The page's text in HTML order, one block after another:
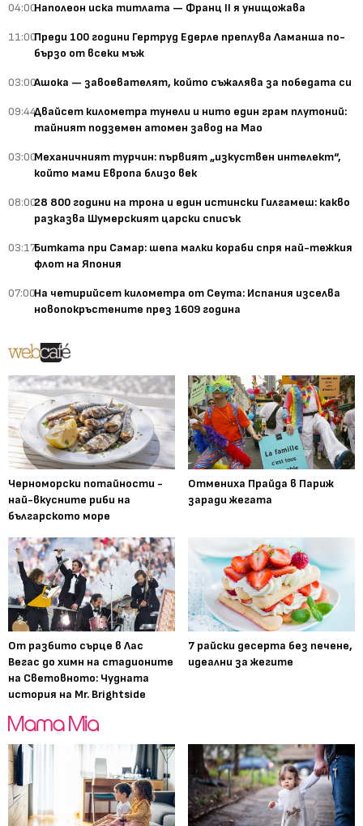
04:00Наполеон иска титлата — Франц II я унищожава
11:00Преди 100 години Гертруд Едерле преплува Ламанша по-
бързо от всеки мъж
03:00Ашока — завоевателят, който съжалява за победата си
09:44Двайсет километра тунели и нито един грам плутоний:
тайният подземен атомен завод на Мао
03:00Механичният турчин: първият „изкуствен интелект“,
който мами Европа близо век
08:0028 800 години на трона и един истински Гилгамеш: какво
разказва Шумерският царски списък
03:17Битката при Самар: шепа малки кораби спря най-тежкия
флот на Япония
07:00На четирийсет километра от Сеута: Испания изселва
новопокръстените през 1609 година
Черноморски потайности -
най-вкусните риби на
българското море
Отмениха Прайда в Париж
заради жегата
От разбито сърце в Лас
Вегас до химн на стадионите
на Световното: Чудната
история на Mr. Brightside
7 райски десерта без печене,
идеални за жегите